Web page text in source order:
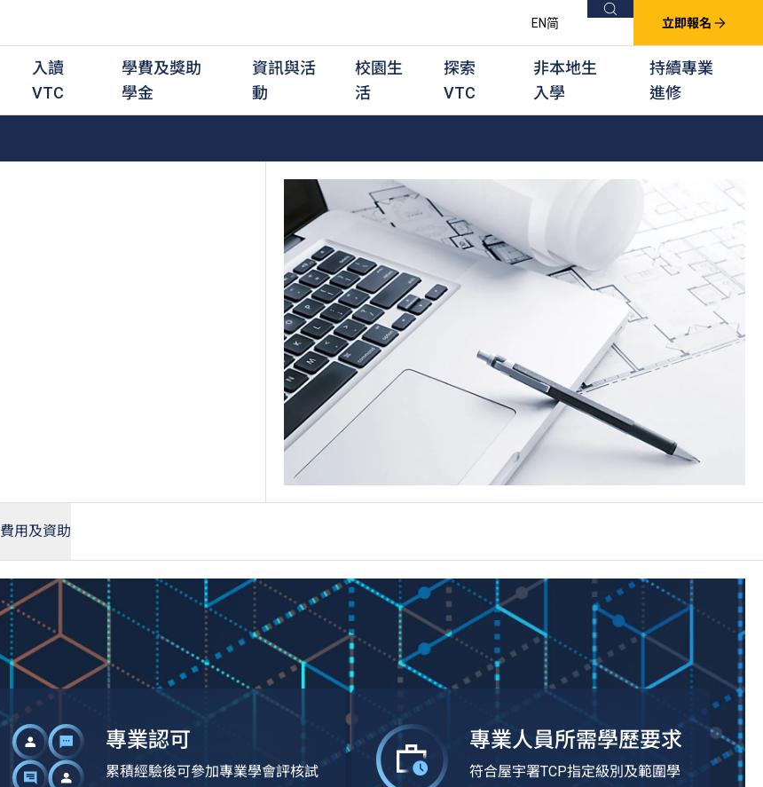
EN简 搜尋 立即報名
在職培訓課程學歷程度
學士學位
高級文憑
文憑
證書
其他課程
應用學習課程
社群培訓計劃
其他專業課程
專業考試及認可
學徒及其他訓練計劃
入讀
VTC
學費及獎助
學金
獎學金及獎勵計劃
資訊與活
動
校園生
活
探索
VTC
非本地生
入學
持續專業
進修
費用及資助
專業認可
累積經驗後可參加專業學會評核試
專業人員所需學歷要求
符合屋宇署TCP指定級別及範圍學